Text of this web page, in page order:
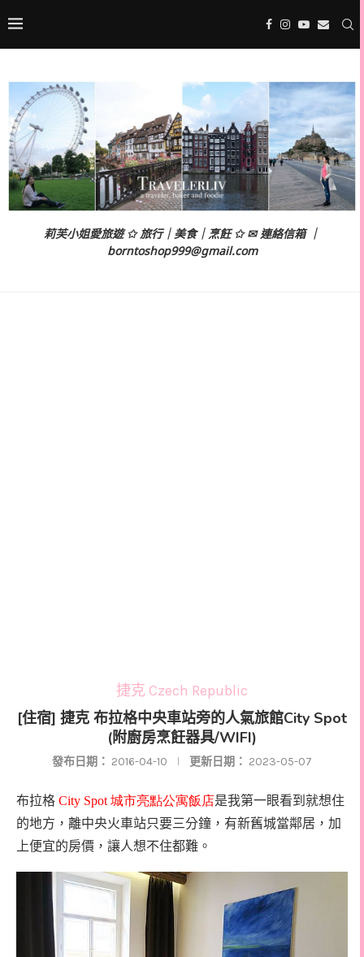
莉芙小姐愛旅遊 ✩ 旅行｜美食｜烹飪 ✩ ✉ 連絡信箱 ｜
borntoshop999@gmail.com
捷克 Czech Republic
[住宿] 捷克 布拉格中央車站旁的人氣旅館City Spot
(附廚房烹飪器具/WIFI)
發布日期： 2016-04-10 更新日期： 2023-05-07
布拉格 City Spot 城市亮點公寓飯店是我第一眼看到就想住
的地方，離中央火車站只要三分鐘，有新舊城當鄰居，加
上便宜的房價，讓人想不住都難。